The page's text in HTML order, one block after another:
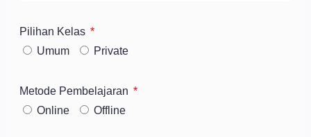
Pilihan Kelas
Umum
Private
Metode Pembelajaran
Online
Offline